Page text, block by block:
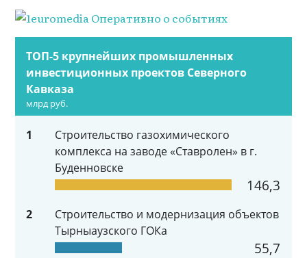
ТОП-5 крупнейших промышленных
инвестиционных проектов Северного
Кавказа
млрд руб.
1
Строительство газохимического
комплекса на заводе «Ставролен» в г.
Буденновске
146,3
2
Строительство и модернизация объектов
Тырныаузского ГОКа
55,7